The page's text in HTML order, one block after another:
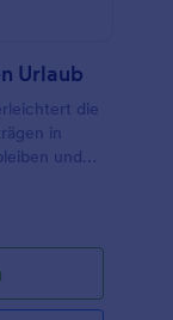
Urlaub
die
in
und